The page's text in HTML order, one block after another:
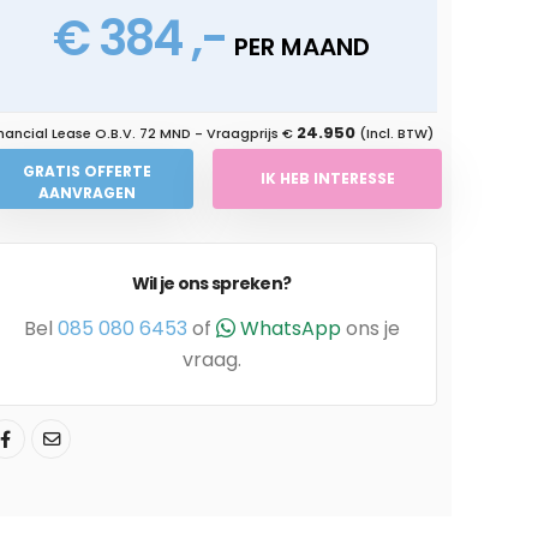
€ 384 ,- PER MAAND
Lease O.B.V. 72 MND - Vraagprijs € 24.950 (Incl. BTW)
GRATIS OFFERTE
AANVRAGEN
IK HEB INTERESSE
Wil je ons spreken?
Bel 085 080 6453 of WhatsAppons je
vraag.